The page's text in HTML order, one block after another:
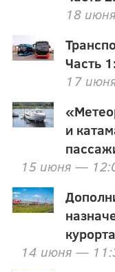
18
Часть
17
и
15 июня —
14 июня —